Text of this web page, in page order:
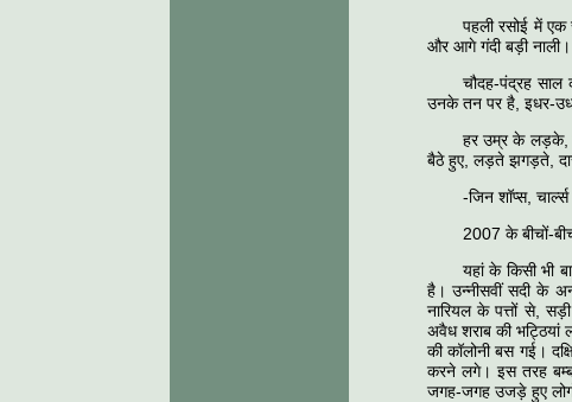
पहली रसोई में एक
और आगे गंदी बड़ी नाली।
चौदह-पंद्रह
उनके तन पर है, इधर-
हर उम्र के लड़के,
बैठे हुए, लड़ते झगड़ते,
-जिन शॉप्स,
2007 के बीचों-
यहां के किसी भी
है। उन्नीसवीं सदी के
नारियल के पत्तों से,
अवैध शराब की भट्ठियां
की कॉलोनी बस गई।
करने लगे। इस तरह
जगह-जगह उजड़े हुए